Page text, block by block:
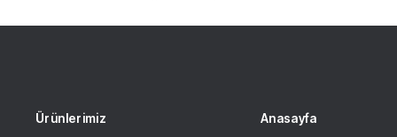
Ürünlerimiz
Anasayfa